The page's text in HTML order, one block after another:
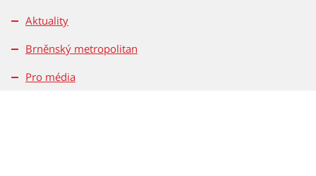
Aktuality
Brněnský metropolitan
Pro média